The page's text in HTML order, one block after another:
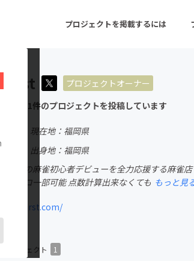
プロジェクトを掲載するには
注目のリターン 注目の新着プロジェクト
音楽
ゲーム・サービス開発
First
プロジェクトオーナー
までに1件のプロジェクトを投稿しています
現在地：福岡県
日本
出身地：福岡県
岡天神の麻雀初心者デビューを全力応援する麻雀
タバコ一部可能 点数計算出来なくても もっと見
first.com/
プロジェクト 1